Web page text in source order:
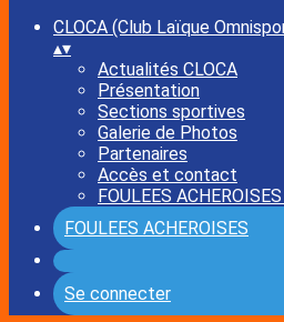
CLOCA (Club Laïque
▴▾
Actualités CLOCA
Présentation
Sections sportives
Galerie de Photos
Partenaires
Accès et contact
FOULEES
FOULEES ACHEROISES
Se connecter